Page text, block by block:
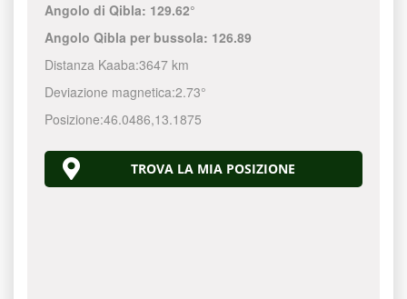
Angolo di Qibla: 129.62°
Angolo Qibla per bussola: 126.89
Distanza Kaaba:3647 km
Deviazione magnetica:2.73°
Posizione:46.0486,13.1875
TROVA LA MIA POSIZIONE